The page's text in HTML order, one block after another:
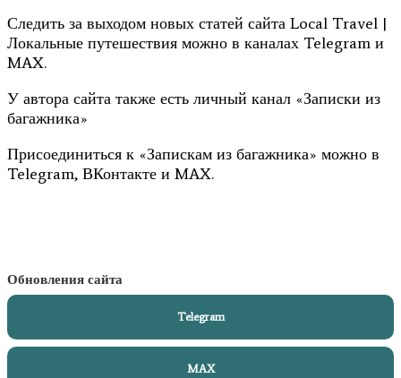
Следить за выходом новых статей сайта Local Travel |
Локальные путешествия можно в каналах Telegram и
MAX.
У автора сайта также есть личный канал «Записки из
багажника»
Присоединиться к «Запискам из багажника» можно в
Telegram, ВКонтакте и MAX.
Обновления сайта
Telegram
MAX